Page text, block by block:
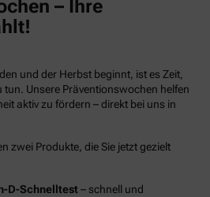
– Ihre
und der Herbst beginnt, ist es Zeit,
tun. Unsere Präventionswochen helfen
aktiv zu fördern – direkt bei uns in
zwei Produkte, die Sie jetzt gezielt
D-Schnelltest– schnell und